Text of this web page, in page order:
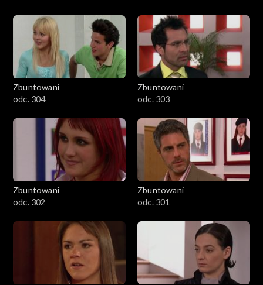
Zbuntowani
odc. 304
Zbuntowani
odc. 303
Zbuntowani
odc. 302
Zbuntowani
odc. 301